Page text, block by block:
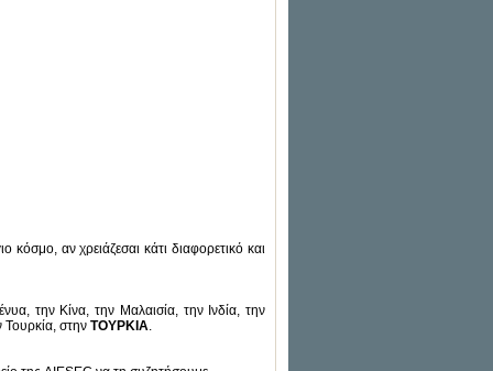
κόσμο, αν χρειάζεσαι κάτι διαφορετικό και
την Κίνα, την Μαλαισία, την Ινδία, την
Τουρκία, στην ΤΟΥΡΚΙΑ.